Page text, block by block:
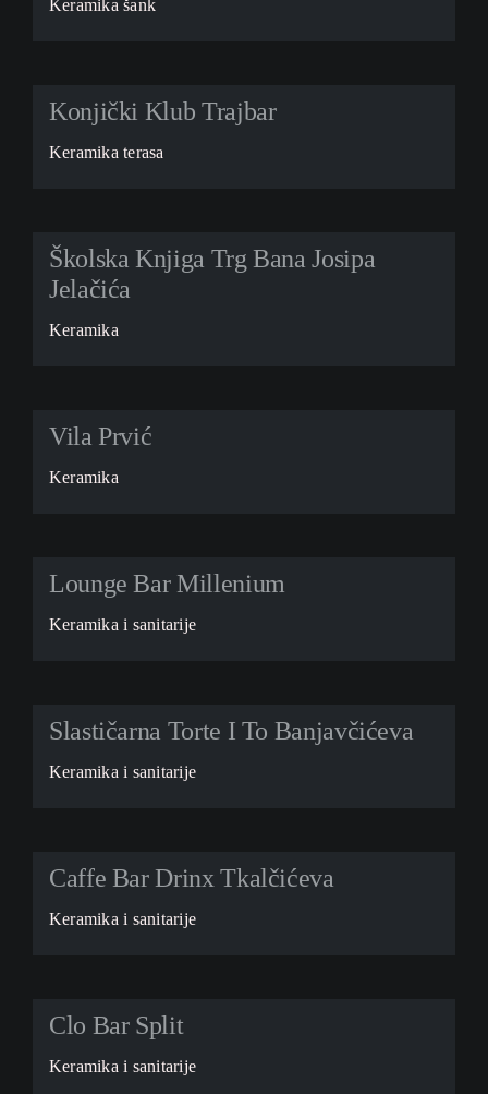
Keramika šank
Konjički Klub Trajbar
Keramika terasa
Školska Knjiga Trg Bana Josipa
Jelačića
Keramika
Vila Prvić
Keramika
Lounge Bar Millenium
Keramika i sanitarije
Slastičarna Torte I To Banjavčićeva
Keramika i sanitarije
Caffe Bar Drinx Tkalčićeva
Keramika i sanitarije
Clo Bar Split
Keramika i sanitarije